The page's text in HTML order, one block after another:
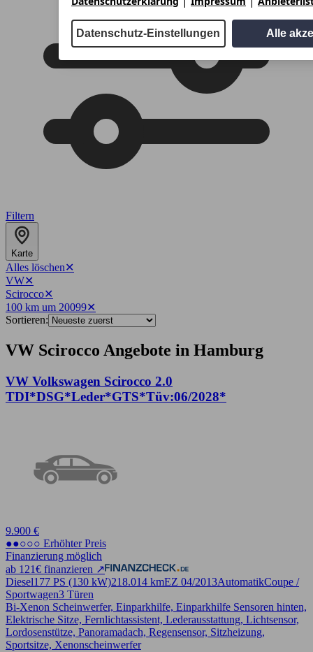
Datenschutz-Einstellungen Alle
Filtern
Karte
Alles löschen✕
VW✕
Scirocco✕
100 km um 20099✕
Sortieren:
VW Scirocco Angebote in Hamburg
VW Volkswagen Scirocco 2.0
TDI*DSG*Leder*GTS*Tüv:06/2028*
9.900 €
●●○○○ Erhöhter Preis
Finanzierung möglich
ab 121€ finanzieren ↗
Diesel177 PS (130 kW)218.014 kmEZ 04/2013AutomatikCoupe /
Sportwagen3 Türen
Bi-Xenon Scheinwerfer, Einparkhilfe, Einparkhilfe Sensoren hinten,
Elektrische Sitze, Fernlichtassistent, Lederausstattung, Lichtsensor,
Lordosenstütze, Panoramadach, Regensensor, Sitzheizung,
Sportsitze, Xenonscheinwerfer